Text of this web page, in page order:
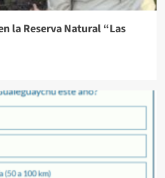
la Reserva Natural “Las